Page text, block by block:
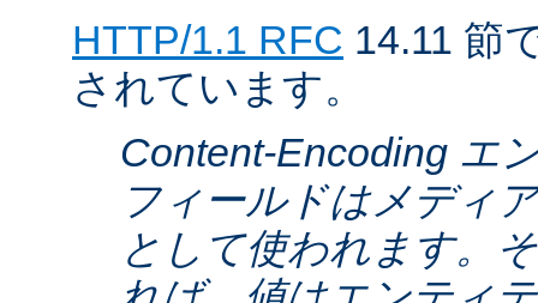
HTTP/1.1 RFC 14.11 節
されています。
Content-Encoding エ
フィールドはメディ
として使われます。